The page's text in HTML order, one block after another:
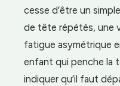
cesse d’être un
de tête répétés, une
fatigue asymétrique
enfant qui penche la
indiquer qu’il faut